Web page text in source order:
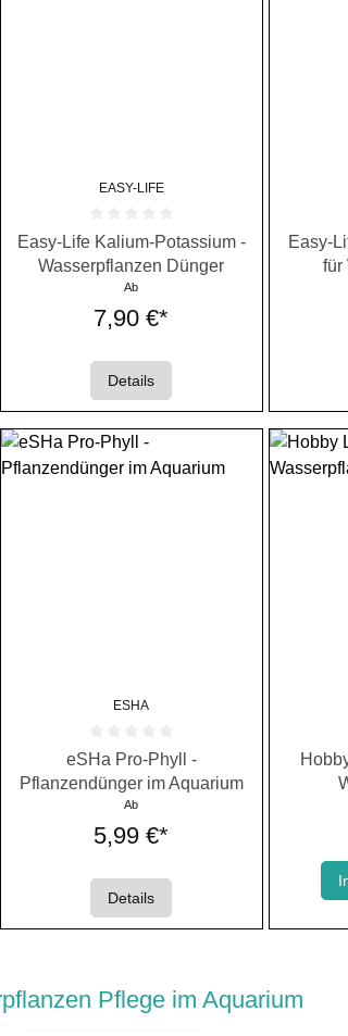
von 5 Sternen
EASY-LIFE
Durchschnittliche Bewertung von 0 von 5
Easy-Life Kalium-Potassium -
Wasserpflanzen Dünger
Ab
7,90 €*
Details
Easy-
für
von 5 Sternen
ESHA
Durchschnittliche Bewertung von 0 von 5
eSHa Pro-Phyll -
Pflanzendünger im Aquarium
Ab
5,99 €*
Details
Pflege im Aquarium